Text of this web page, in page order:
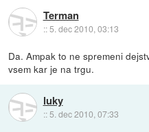
Terman
::5. dec 2010, 03:13
Da. Ampak to ne spremeni
vsem kar je na trgu.
luky
:: 5. dec 2010, 07:33